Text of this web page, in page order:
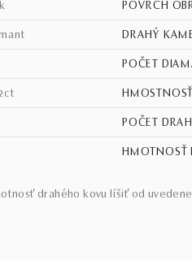
POVRCH
DRAHÝ
POČET
POČET
drahého kovu líšiť od